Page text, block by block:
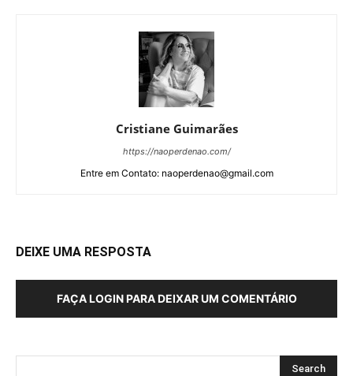
Cristiane Guimarães
https://naoperdenao.com/
Entre em Contato: naoperdenao@gmail.com
DEIXE UMA RESPOSTA
FAÇA LOGIN PARA DEIXAR UM COMENTÁRIO